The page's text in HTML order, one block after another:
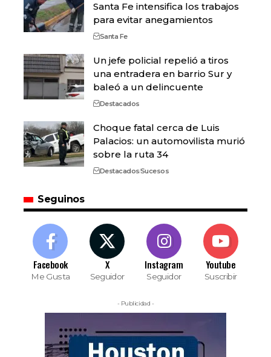
Santa Fe intensifica los trabajos
para evitar anegamientos
Santa Fe
Un jefe policial repelió a tiros
una entradera en barrio Sur y
baleó a un delincuente
Destacados
Choque fatal cerca de Luis
Palacios: un automovilista murió
sobre la ruta 34
DestacadosSucesos
Seguinos
Facebook
Me Gusta
X
Seguidor
Instagram
Seguidor
Youtube
Suscribir
- Publicidad -